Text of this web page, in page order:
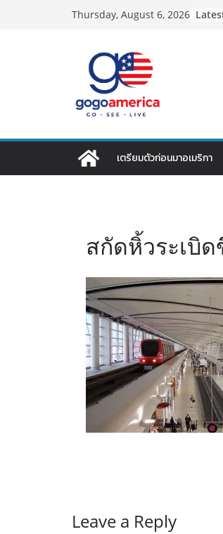
Thursday, August 6, 2026
เตรียมตัวก่อนมาอเมริกา
สกัดหิ้วระเบิ
Leave a Reply